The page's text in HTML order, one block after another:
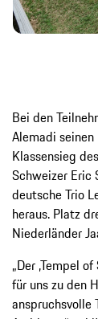
Bei den
Alemadi
Klassensieg
Schweizer Eric
deutsche Trio
heraus. Platz
Niederländer
„Der ,Tempel
für uns zu den